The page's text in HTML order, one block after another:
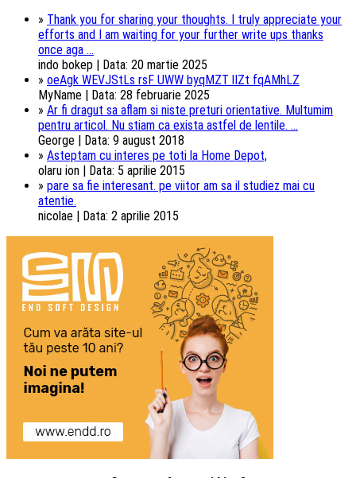
» Thank you for sharing your thoughts. I truly appreciate your
efforts and I am waiting for your further write ups thanks
once aga ...
indo bokep | Data: 20 martie 2025
» oeAgk WEVJStLs rsF UWW byqMZT lIZt fqAMhLZ
MyName | Data: 28 februarie 2025
» Ar fi dragut sa aflam si niste preturi orientative. Multumim
pentru articol. Nu stiam ca exista astfel de lentile. ...
George | Data: 9 august 2018
» Asteptam cu interes pe toti la Home Depot,
olaru ion | Data: 5 aprilie 2015
» pare sa fie interesant. pe viitor am sa il studiez mai cu
atentie.
nicolae | Data: 2 aprilie 2015